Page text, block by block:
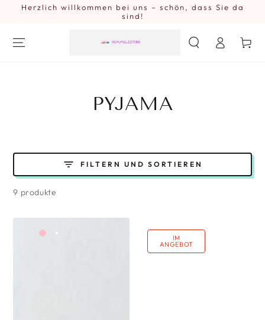
ZUM INHALT
Herzlich willkommen bei uns – schön, dass Sie da
sind!
Einloggen
KOLLEKTION:
PYJAMA
FILTERN UND SORTIEREN
9 produkte
Dunkel
Braun
PinkLilaGrau IM
ANGEBOT